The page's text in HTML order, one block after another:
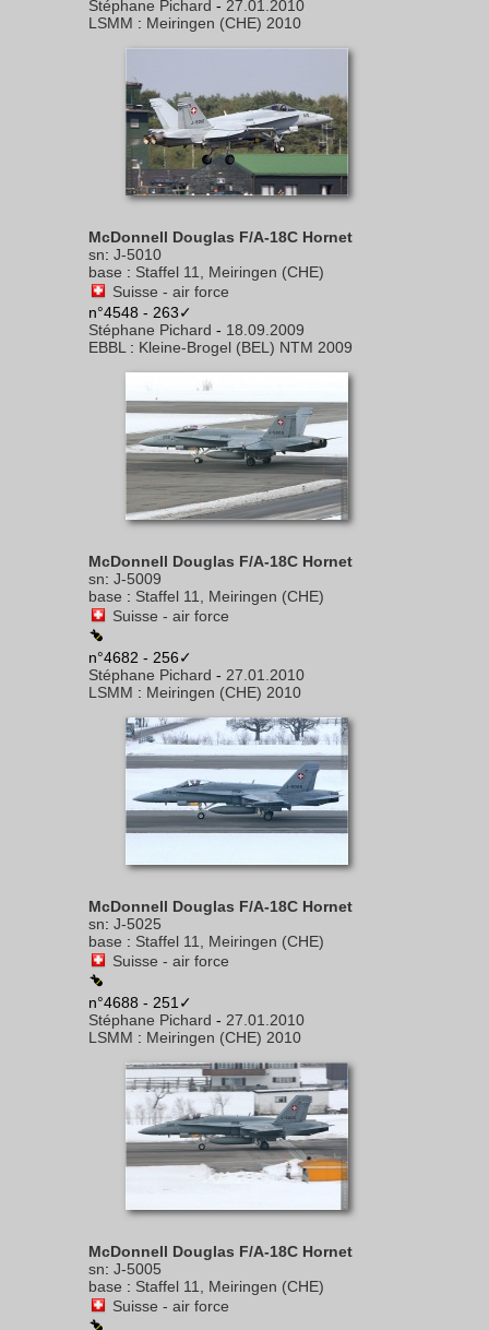
Stéphane Pichard - 27.01.2010
LSMM : Meiringen (CHE) 2010
McDonnell Douglas F/A-18C Hornet
sn: J-5010
base : Staffel 11, Meiringen (CHE)
Suisse - air force
n°4548 - 263✓
Stéphane Pichard - 18.09.2009
EBBL : Kleine-Brogel (BEL) NTM 2009
McDonnell Douglas F/A-18C Hornet
sn: J-5009
base : Staffel 11, Meiringen (CHE)
Suisse - air force
n°4682 - 256✓
Stéphane Pichard - 27.01.2010
LSMM : Meiringen (CHE) 2010
McDonnell Douglas F/A-18C Hornet
sn: J-5025
base : Staffel 11, Meiringen (CHE)
Suisse - air force
n°4688 - 251✓
Stéphane Pichard - 27.01.2010
LSMM : Meiringen (CHE) 2010
McDonnell Douglas F/A-18C Hornet
sn: J-5005
base : Staffel 11, Meiringen (CHE)
Suisse - air force